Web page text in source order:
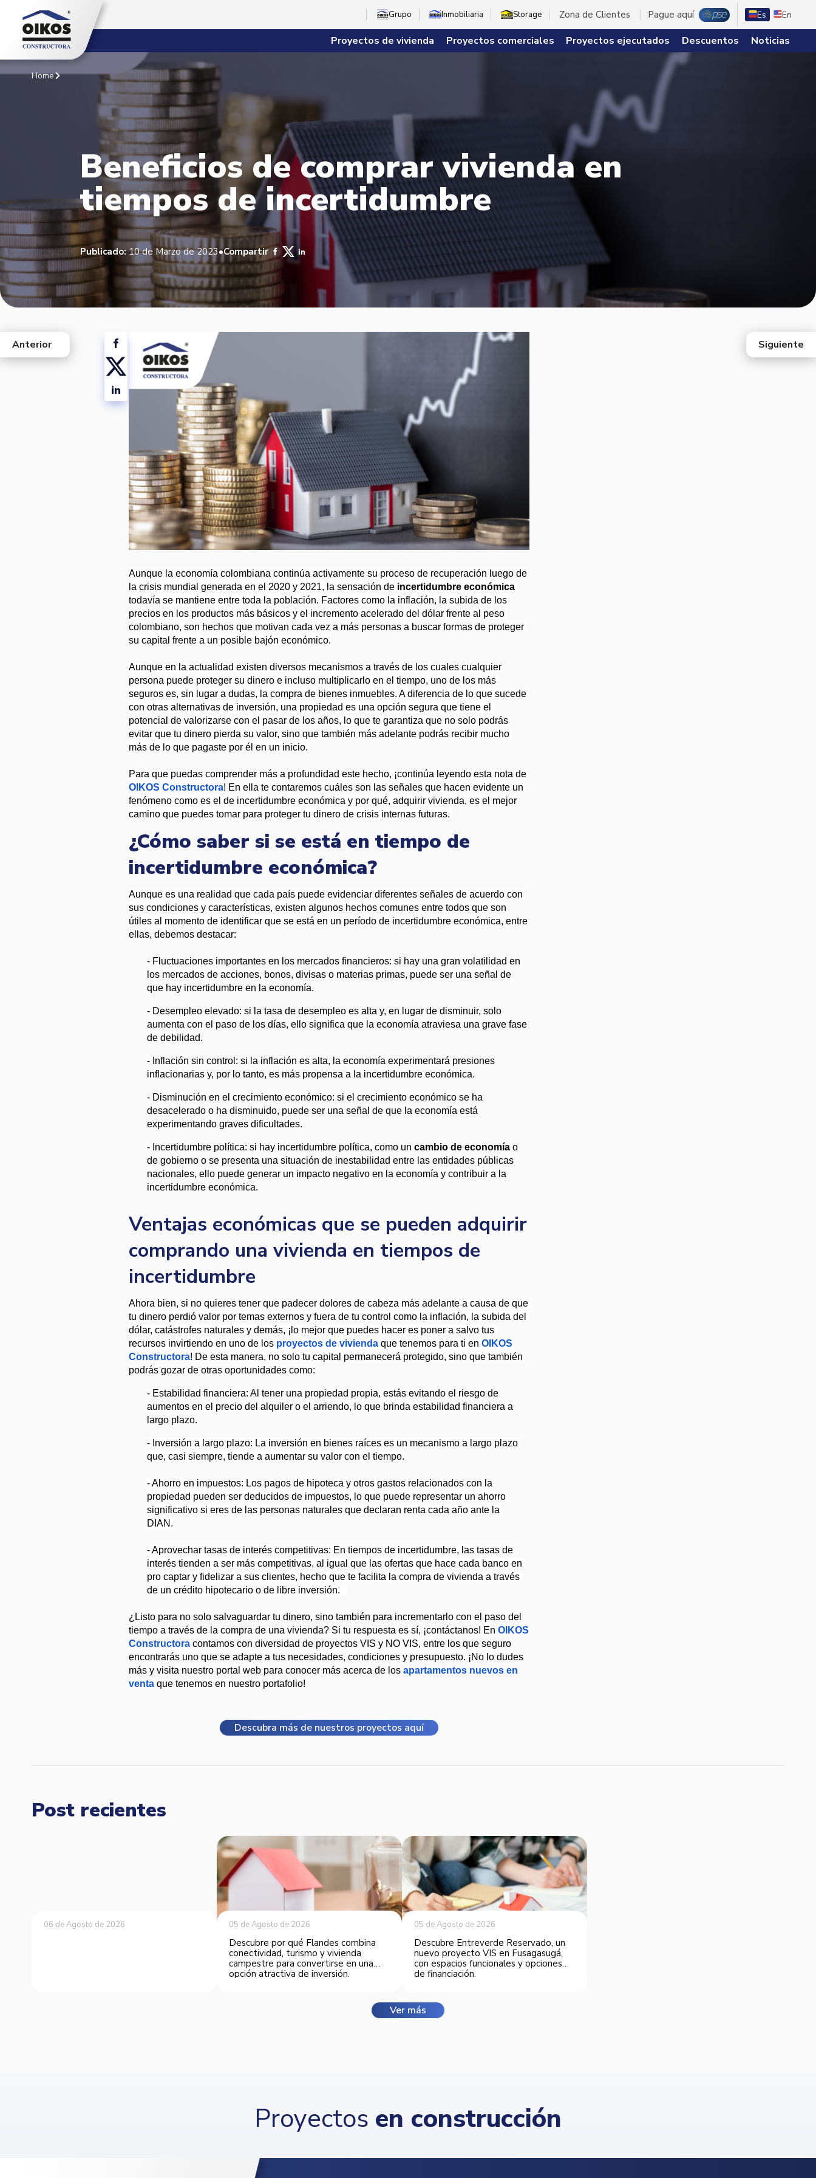
Grupo Inmobiliaria Storage Zona de Clientes Pague aquí Es En
Proyectos de vivienda Proyectos comerciales Proyectos ejecutados Descuentos Noticias
Home
Beneficios de comprar vivienda en
tiempos de incertidumbre
Publicado:10 de Marzo de 2023•Compartir
Aunque la economía colombiana continúa activamente su proceso de recuperación luego de
la crisis mundial generada en el 2020 y 2021, la sensación de
todavía se mantiene entre toda la población. Factores como la inflación, la subida de los
precios en los productos más básicos y el incremento acelerado del dólar frente al peso
colombiano, son hechos que motivan cada vez a más personas a buscar formas de proteger
su capital frente a un posible bajón económico.
Aunque en la actualidad existen diversos mecanismos a través de los cuales cualquier
persona puede proteger su dinero e incluso multiplicarlo en el tiempo, uno de los más
seguros es, sin lugar a dudas, la compra de bienes inmuebles. A diferencia de lo que sucede
con otras alternativas de inversión, una propiedad es una opción segura que tiene el
potencial de valorizarse con el pasar de los años, lo que te garantiza que no solo podrás
evitar que tu dinero pierda su valor, sino que también más adelante podrás recibir mucho
más de lo que pagaste por él en un inicio.
OIKOS Constructora! En ella te contaremos cuáles son las señales que hacen evidente un
fenómeno como es el de incertidumbre económica y por qué, adquirir vivienda, es el mejor
camino que puedes tomar para proteger tu dinero de crisis internas futuras.
¿Cómo saber si se está en tiempo de
incertidumbre económica?
Aunque es una realidad que cada país puede evidenciar diferentes señales de acuerdo con
sus condiciones y características, existen algunos hechos comunes entre todos que son
útiles al momento de identificar que se está en un período de incertidumbre económica, entre
ellas, debemos destacar:
- Fluctuaciones importantes en los mercados financieros: si hay una gran volatilidad en
los mercados de acciones, bonos, divisas o materias primas, puede ser una señal de
que hay incertidumbre en la economía.
- Desempleo elevado: si la tasa de desempleo es alta y, en lugar de disminuir, solo
aumenta con el paso de los días, ello significa que la economía atraviesa una grave fase
de debilidad.
- Inflación sin control: si la inflación es alta, la economía experimentará presiones
inflacionarias y, por lo tanto, es más propensa a la incertidumbre económica.
- Disminución en el crecimiento económico: si el crecimiento económico se ha
desacelerado o ha disminuido, puede ser una señal de que la economía está
experimentando graves dificultades.
- Incertidumbre política: si hay incertidumbre política, como un cambio de economía o
de gobierno o se presenta una situación de inestabilidad entre las entidades públicas
nacionales, ello puede generar un impacto negativo en la economía y contribuir a la
incertidumbre económica.
Ventajas económicas que se pueden adquirir
comprando una vivienda en tiempos de
incertidumbre
Ahora bien, si no quieres tener que padecer dolores de cabeza más adelante a causa de que
tu dinero perdió valor por temas externos y fuera de tu control como la inflación, la subida del
dólar, catástrofes naturales y demás, ¡lo mejor que puedes hacer es poner a salvo tus
recursos invirtiendo en uno de los proyectos de vivienda que tenemos para ti en OIKOS
Constructora! De esta manera, no solo tu capital permanecerá protegido, sino que también
podrás gozar de otras oportunidades como:
- Estabilidad financiera: Al tener una propiedad propia, estás evitando el riesgo de
aumentos en el precio del alquiler o el arriendo, lo que brinda estabilidad financiera a
largo plazo.
- Inversión a largo plazo: La inversión en bienes raíces es un mecanismo a largo plazo
que, casi siempre, tiende a aumentar su valor con el tiempo.
- Ahorro en impuestos: Los pagos de hipoteca y otros gastos relacionados con la
propiedad pueden ser deducidos de impuestos, lo que puede representar un ahorro
significativo si eres de las personas naturales que declaran renta cada año ante la
DIAN.
- Aprovechar tasas de interés competitivas: En tiempos de incertidumbre, las tasas de
interés tienden a ser más competitivas, al igual que las ofertas que hace cada banco en
pro captar y fidelizar a sus clientes, hecho que te facilita la compra de vivienda a través
de un crédito hipotecario o de libre inversión.
¿Listo para no solo salvaguardar tu dinero, sino también para incrementarlo con el paso del
tiempo a través de la compra de una vivienda? Si tu respuesta es sí, ¡contáctanos! En OIKOS
Constructora contamos con diversidad de proyectos VIS y NO VIS, entre los que seguro
encontrarás uno que se adapte a tus necesidades, condiciones y presupuesto. ¡No lo dudes
más y visita nuestro portal web para conocer más acerca de los apartamentos nuevos en
venta que tenemos en nuestro portafolio!
Descubra más de nuestros proyectos aquí
west
Anterior Siguiente
Post recientes
06 de Agosto de 2026 05 de Agosto de 2026
Descubre por qué Flandes combina
conectividad, turismo y vivienda
campestre para convertirse en una
opción atractiva de inversión.
05 de Agosto de 2026
Descubre Entreverde Reservado, un
nuevo proyecto VIS en Fusagasugá,
con espacios funcionales y opciones
de financiación.
Ver más
Proyectos en construcción